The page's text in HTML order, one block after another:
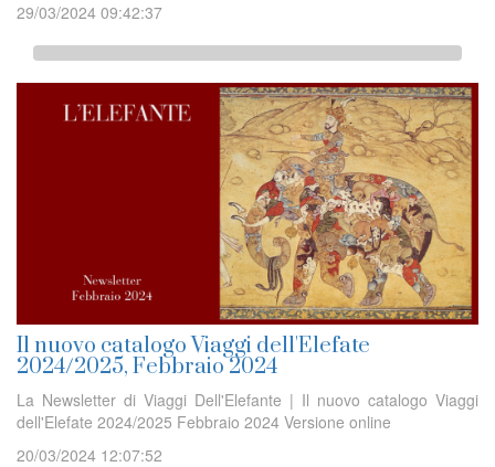
29/03/2024 09:42:37
Il nuovo catalogo Viaggi dell'Elefate
2024/2025, Febbraio 2024
La Newsletter di Viaggi Dell'Elefante | Il nuovo catalogo Viaggi
dell'Elefate 2024/2025 Febbraio 2024 Versione online
20/03/2024 12:07:52